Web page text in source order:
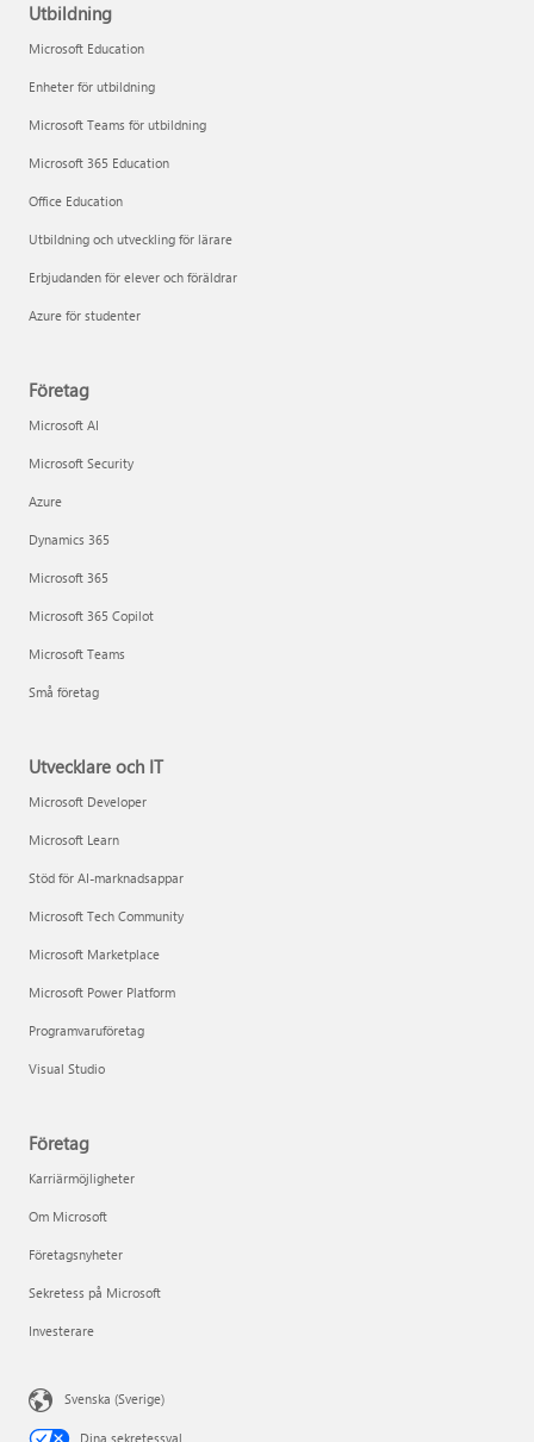
Utbildning
Microsoft Education
Enheter för utbildning
Microsoft Teams för utbildning
Microsoft 365 Education
Office Education
Utbildning och utveckling för lärare
Erbjudanden för elever och föräldrar
Azure för studenter
Företag
Microsoft AI
Microsoft Security
Azure
Dynamics 365
Microsoft 365
Microsoft 365 Copilot
Microsoft Teams
Små företag
Utvecklare och IT
Microsoft Developer
Microsoft Learn
Stöd för AI-marknadsappar
Microsoft Tech Community
Microsoft Marketplace
Microsoft Power Platform
Programvaruföretag
Visual Studio
Företag
Karriärmöjligheter
Om Microsoft
Företagsnyheter
Sekretess på Microsoft
Investerare
Svenska (Sverige)
Dina sekretessval